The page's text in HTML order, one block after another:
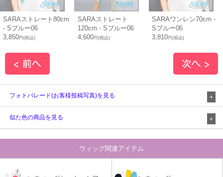
SARAストレート80cm
- Sブルー06
3,850円(税込)
SARAストレート
120cm - Sブルー06
4,600円(税込)
SARAワンレン70cm -
Sブルー06
3,810円(税込)
フォトパレード(お客様投稿写真)を見る
似た色の商品を見る
ウィッグ関連アイテム